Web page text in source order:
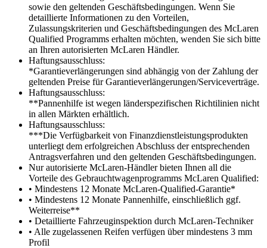
sowie den geltenden Geschäftsbedingungen. Wenn Sie
detaillierte Informationen zu den Vorteilen,
Zulassungskriterien und Geschäftsbedingungen des McLaren
Qualified Programms erhalten möchten, wenden Sie sich bitte
an Ihren autorisierten McLaren Händler.
Haftungsausschluss:
*Garantieverlängerungen sind abhängig von der Zahlung der
geltenden Preise für Garantieverlängerungen/Serviceverträge.
Haftungsausschluss:
**Pannenhilfe ist wegen länderspezifischen Richtilinien nicht
in allen Märkten erhältlich.
Haftungsausschluss:
***Die Verfügbarkeit von Finanzdienstleistungsprodukten
unterliegt dem erfolgreichen Abschluss der entsprechenden
Antragsverfahren und den geltenden Geschäftsbedingungen.
Nur autorisierte McLaren-Händler bieten Ihnen all die
Vorteile des Gebrauchtwagenprogramms McLaren Qualified:
• Mindestens 12 Monate McLaren-Qualified-Garantie*
• Mindestens 12 Monate Pannenhilfe, einschließlich ggf.
Weiterreise**
• Detaillierte Fahrzeuginspektion durch McLaren-Techniker
• Alle zugelassenen Reifen verfügen über mindestens 3 mm
Profil